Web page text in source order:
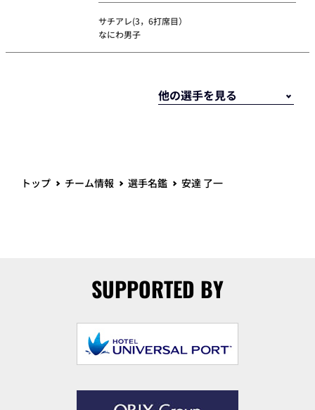
サチアレ(3，6打席目）
なにわ男子
トップ チーム情報 選手名鑑 安達 了一
SUPPORTED BY